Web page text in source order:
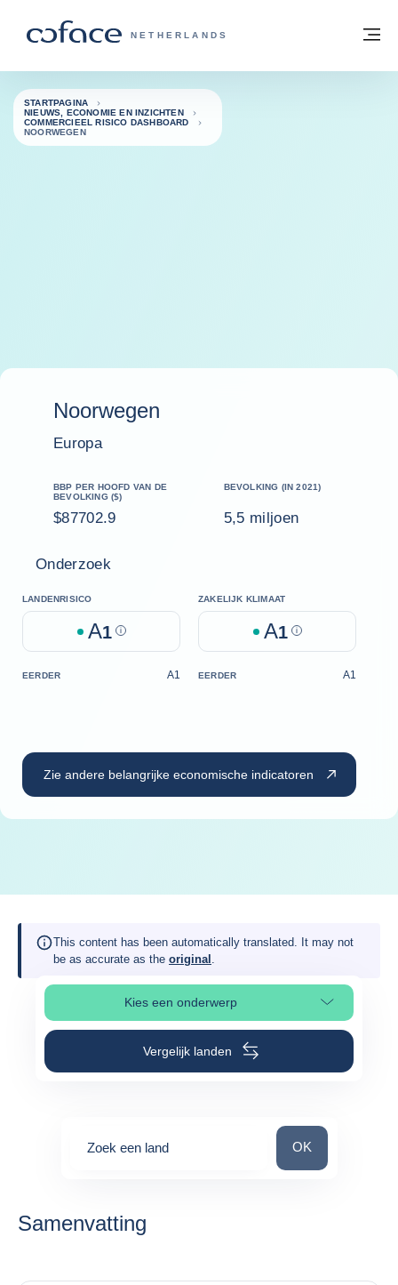
COFACE, FOR TRADE - GROEP
NETHERLANDS
Terug naar startpagina
STARTPAGINA
NIEUWS, ECONOMIE EN INZICHTEN
COMMERCIEEL RISICO DASHBOARD
NOORWEGEN
Noorwegen
Europa
BBP PER HOOFD VAN DE
BEVOLKING ($)
$87702.9
BEVOLKING (IN 2021)
5,5 miljoen
Onderzoek
LANDENRISICO
A1 Help
ZAKELIJK KLIMAAT
A1 Help
EERDER A1 EERDER A1
Zie andere belangrijke economische indicatoren
This content has been automatically translated. It may not
be as accurate as the original .
Kies een onderwerp
Selecteer paginasectie
Vergelijk landen
Zoek een land Zoek een land
OK
Samenvatting